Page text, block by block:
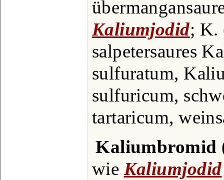
Kaliumjodid; K.
salpetersaures
sulfuratum,
sulfuricum,
tartaricum,
Kaliumbromid
wieKaliumjodid